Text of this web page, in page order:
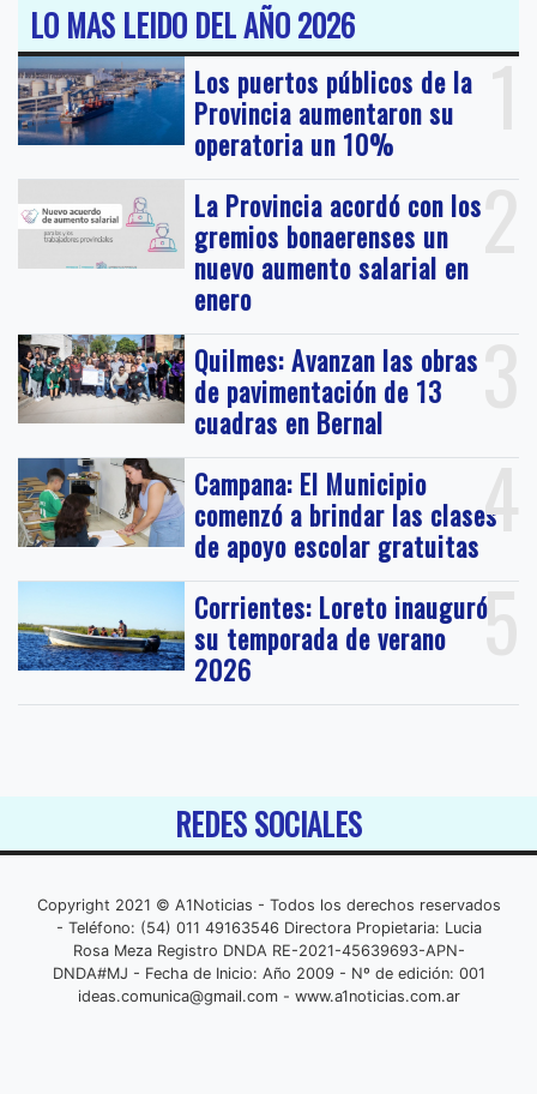
LO MAS LEIDO DEL AÑO 2026
1
Los puertos públicos de la
Provincia aumentaron su
operatoria un 10%
2
La Provincia acordó con los
gremios bonaerenses un
nuevo aumento salarial en
enero
3
Quilmes: Avanzan las obras
de pavimentación de 13
cuadras en Bernal
4
Campana: El Municipio
comenzó a brindar las clases
de apoyo escolar gratuitas
5
Corrientes: Loreto inauguró
su temporada de verano
2026
REDES SOCIALES
Copyright 2021 © A1Noticias - Todos los derechos reservados
- Teléfono: (54) 011 49163546 Directora Propietaria: Lucia
Rosa Meza Registro DNDA RE-2021-45639693-APN-
DNDA#MJ - Fecha de Inicio: Año 2009 - Nº de edición: 001
ideas.comunica@gmail.com- www.a1noticias.com.ar